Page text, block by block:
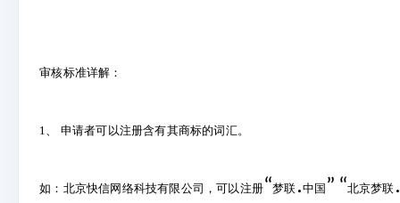
审核标准详解：
1 、 申请者可以注册含有其商标的词汇。
如：北京快信网络科技有限公司，可以注册“梦联 .中国 ” “北京梦联 .